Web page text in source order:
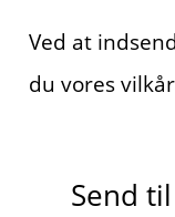
Ved at
du vores
Send